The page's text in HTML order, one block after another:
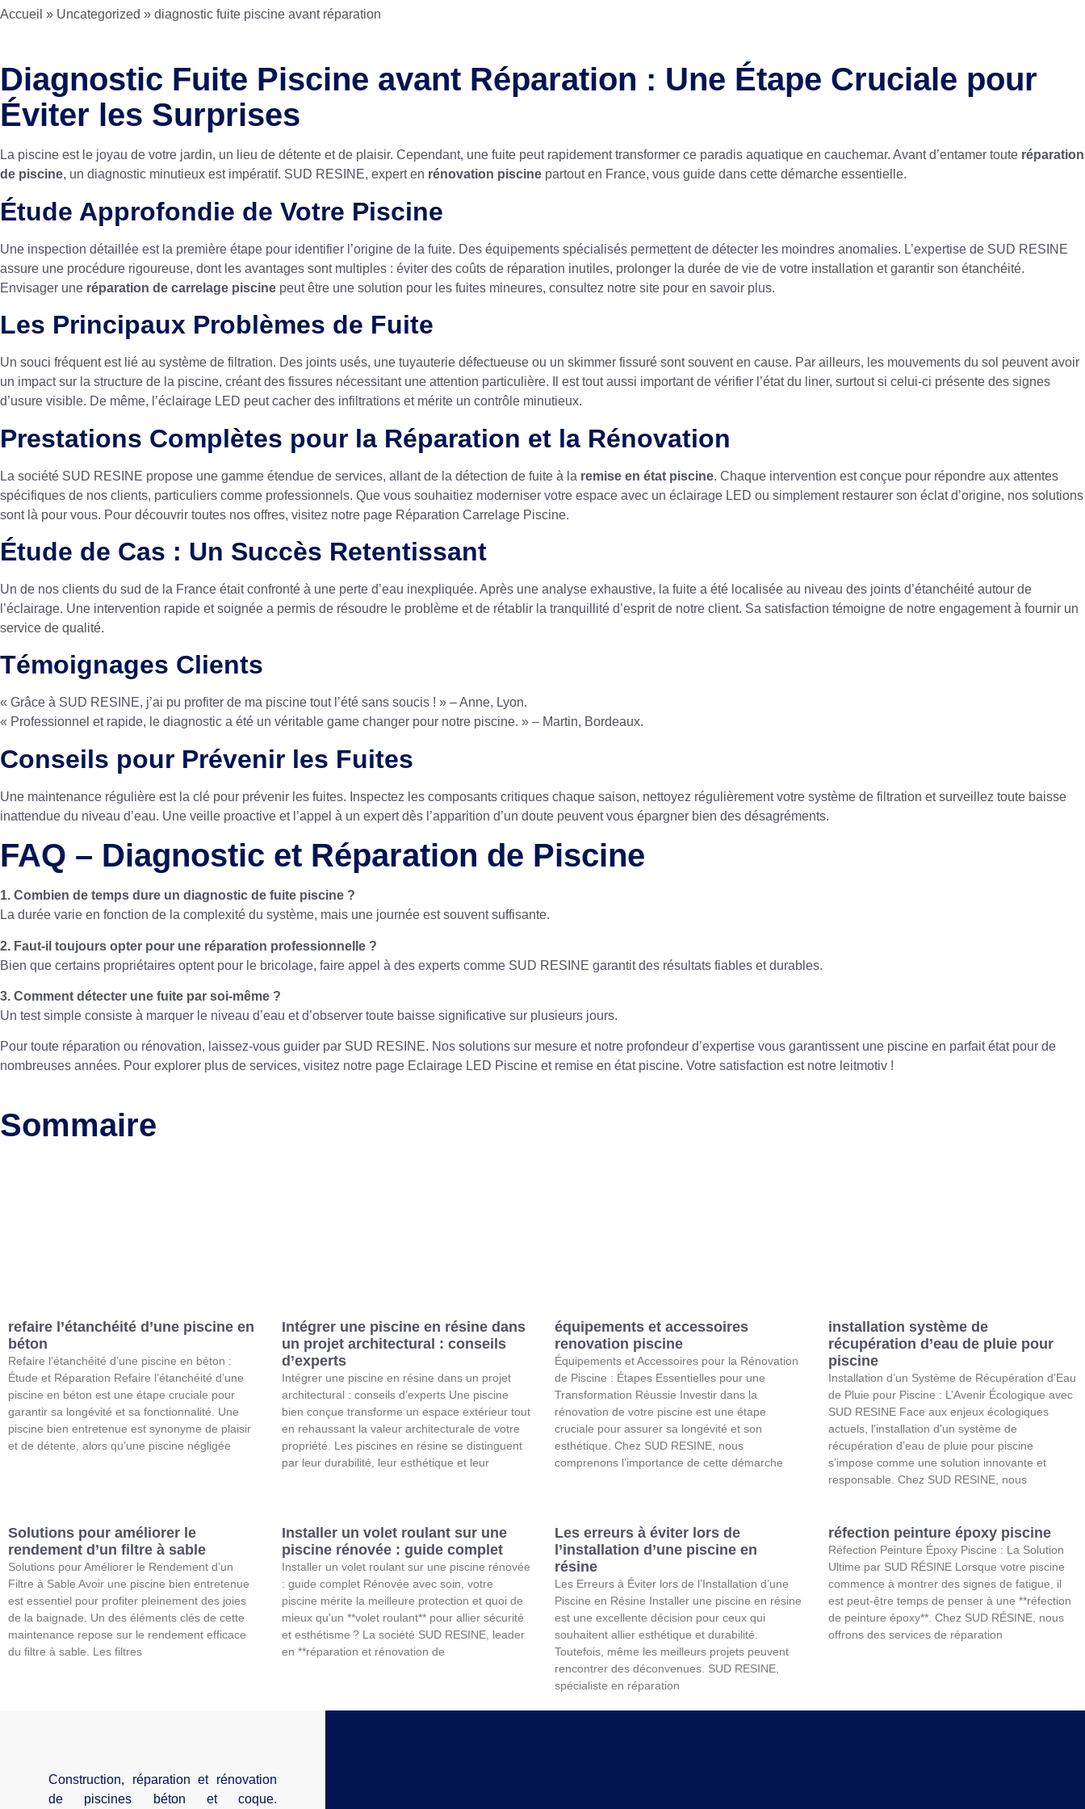
Accueil » Uncategorized » diagnostic fuite piscine avant réparation
Diagnostic Fuite Piscine avant Réparation : Une Étape Cruciale pour
Éviter les Surprises
La piscine est le joyau de votre jardin, un lieu de détente et de plaisir. Cependant, une fuite peut rapidement transformer ce paradis aquatique en cauchemar. Avant d’entamer toute réparation
de piscine, un diagnostic minutieux est impératif. SUD RESINE, expert en rénovation piscine partout en France, vous guide dans cette démarche essentielle.
Étude Approfondie de Votre Piscine
Une inspection détaillée est la première étape pour identifier l’origine de la fuite. Des équipements spécialisés permettent de détecter les moindres anomalies. L’expertise de SUD RESINE
assure une procédure rigoureuse, dont les avantages sont multiples : éviter des coûts de réparation inutiles, prolonger la durée de vie de votre installation et garantir son étanchéité.
Envisager une réparation de carrelage piscine peut être une solution pour les fuites mineures, consultez notre site pour en savoir plus.
Les Principaux Problèmes de Fuite
Un souci fréquent est lié au système de filtration. Des joints usés, une tuyauterie défectueuse ou un skimmer fissuré sont souvent en cause. Par ailleurs, les mouvements du sol peuvent avoir
un impact sur la structure de la piscine, créant des fissures nécessitant une attention particulière. Il est tout aussi important de vérifier l’état du liner, surtout si celui-ci présente des signes
d’usure visible. De même, l’éclairage LED peut cacher des infiltrations et mérite un contrôle minutieux.
Prestations Complètes pour la Réparation et la Rénovation
La société SUD RESINE propose une gamme étendue de services, allant de la détection de fuite à la remise en état piscine. Chaque intervention est conçue pour répondre aux attentes
spécifiques de nos clients, particuliers comme professionnels. Que vous souhaitiez moderniser votre espace avec un éclairage LED ou simplement restaurer son éclat d’origine, nos solutions
sont là pour vous. Pour découvrir toutes nos offres, visitez notre page Réparation Carrelage Piscine.
Étude de Cas : Un Succès Retentissant
Un de nos clients du sud de la France était confronté à une perte d’eau inexpliquée. Après une analyse exhaustive, la fuite a été localisée au niveau des joints d’étanchéité autour de
l’éclairage. Une intervention rapide et soignée a permis de résoudre le problème et de rétablir la tranquillité d’esprit de notre client. Sa satisfaction témoigne de notre engagement à fournir un
service de qualité.
Témoignages Clients
« Grâce à SUD RESINE, j’ai pu profiter de ma piscine tout l’été sans soucis ! » – Anne, Lyon.
« Professionnel et rapide, le diagnostic a été un véritable game changer pour notre piscine. » – Martin, Bordeaux.
Conseils pour Prévenir les Fuites
Une maintenance régulière est la clé pour prévenir les fuites. Inspectez les composants critiques chaque saison, nettoyez régulièrement votre système de filtration et surveillez toute baisse
inattendue du niveau d’eau. Une veille proactive et l’appel à un expert dès l’apparition d’un doute peuvent vous épargner bien des désagréments.
FAQ – Diagnostic et Réparation de Piscine
1. Combien de temps dure un diagnostic de fuite piscine ?
La durée varie en fonction de la complexité du système, mais une journée est souvent suffisante.
2. Faut-il toujours opter pour une réparation professionnelle ?
Bien que certains propriétaires optent pour le bricolage, faire appel à des experts comme SUD RESINE garantit des résultats fiables et durables.
3. Comment détecter une fuite par soi-même ?
Un test simple consiste à marquer le niveau d’eau et d’observer toute baisse significative sur plusieurs jours.
Pour toute réparation ou rénovation, laissez-vous guider par SUD RESINE. Nos solutions sur mesure et notre profondeur d’expertise vous garantissent une piscine en parfait état pour de
nombreuses années. Pour explorer plus de services, visitez notre page Eclairage LED Piscine et remise en état piscine. Votre satisfaction est notre leitmotiv !
Sommaire
refaire l’étanchéité d’une piscine en
béton
Refaire l’étanchéité d’une piscine en béton :
Étude et Réparation Refaire l’étanchéité d’une
piscine en béton est une étape cruciale pour
garantir sa longévité et sa fonctionnalité. Une
piscine bien entretenue est synonyme de plaisir
et de détente, alors qu’une piscine négligée
Intégrer une piscine en résine dans
un projet architectural : conseils
d’experts
Intégrer une piscine en résine dans un projet
architectural : conseils d’experts Une piscine
bien conçue transforme un espace extérieur tout
en rehaussant la valeur architecturale de votre
propriété. Les piscines en résine se distinguent
par leur durabilité, leur esthétique et leur
équipements et accessoires
renovation piscine
Équipements et Accessoires pour la Rénovation
de Piscine : Étapes Essentielles pour une
Transformation Réussie Investir dans la
rénovation de votre piscine est une étape
cruciale pour assurer sa longévité et son
esthétique. Chez SUD RESINE, nous
comprenons l’importance de cette démarche
installation système de
récupération d’eau de pluie pour
piscine
Installation d’un Système de Récupération d’Eau
de Pluie pour Piscine : L’Avenir Écologique avec
SUD RESINE Face aux enjeux écologiques
actuels, l’installation d’un système de
récupération d’eau de pluie pour piscine
s’impose comme une solution innovante et
responsable. Chez SUD RESINE, nous
Solutions pour améliorer le
rendement d’un filtre à sable
Solutions pour Améliorer le Rendement d’un
Filtre à Sable Avoir une piscine bien entretenue
est essentiel pour profiter pleinement des joies
de la baignade. Un des éléments clés de cette
maintenance repose sur le rendement efficace
du filtre à sable. Les filtres
Installer un volet roulant sur une
piscine rénovée : guide complet
Installer un volet roulant sur une piscine rénovée
: guide complet Rénovée avec soin, votre
piscine mérite la meilleure protection et quoi de
mieux qu’un **volet roulant** pour allier sécurité
et esthétisme ? La société SUD RESINE, leader
en **réparation et rénovation de
Les erreurs à éviter lors de
l’installation d’une piscine en
résine
Les Erreurs à Éviter lors de l’Installation d’une
Piscine en Résine Installer une piscine en résine
est une excellente décision pour ceux qui
souhaitent allier esthétique et durabilité.
Toutefois, même les meilleurs projets peuvent
rencontrer des déconvenues. SUD RESINE,
spécialiste en réparation
réfection peinture époxy piscine
Réfection Peinture Époxy Piscine : La Solution
Ultime par SUD RÉSINE Lorsque votre piscine
commence à montrer des signes de fatigue, il
est peut-être temps de penser à une **réfection
de peinture époxy**. Chez SUD RÉSINE, nous
offrons des services de réparation
Construction, réparation et rénovation
de piscines béton et coque.